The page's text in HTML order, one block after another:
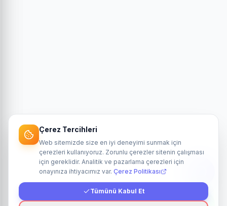
Çerez Tercihleri
Web sitemizde size en iyi deneyimi sunmak için
çerezleri kullanıyoruz. Zorunlu çerezler sitenin çalışması
için gereklidir. Analitik ve pazarlama çerezleri için
onayınıza ihtiyacımız var. Çerez Politikası
Tümünü Kabul Et